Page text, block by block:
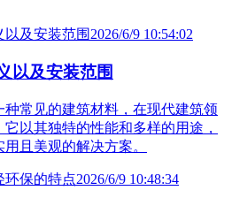
2026/6/9 10:54:02
以及安装范围
常见的建筑材料，在现代建筑领
以其独特的性能和多样的用途，
且美观的解决方案。
2026/6/9 10:48:34